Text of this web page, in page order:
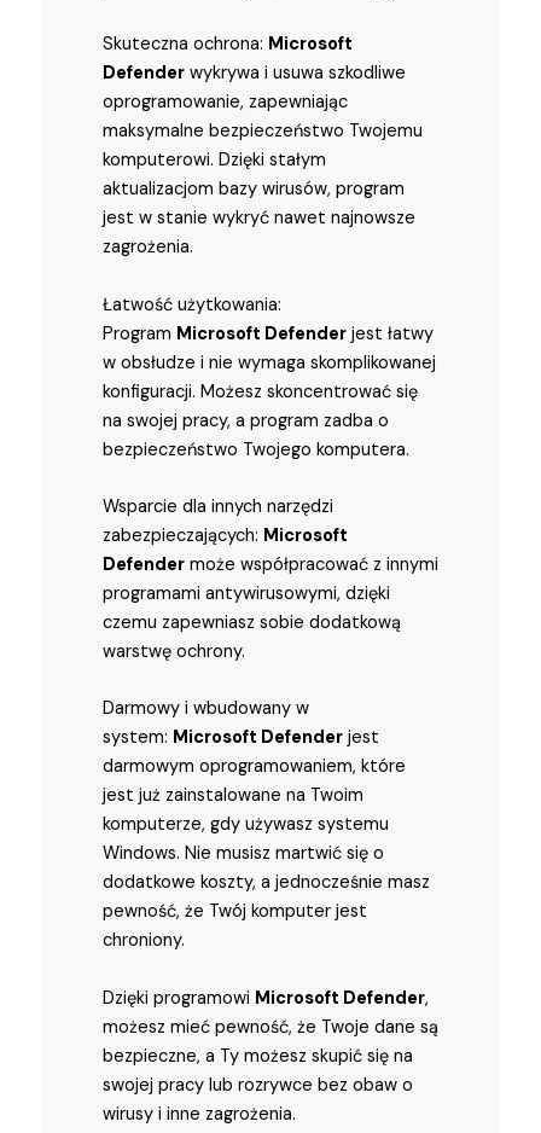
Skuteczna ochrona: Microsoft
Defender wykrywa i usuwa szkodliwe
oprogramowanie, zapewniając
maksymalne bezpieczeństwo Twojemu
komputerowi. Dzięki stałym
aktualizacjom bazy wirusów, program
jest w stanie wykryć nawet najnowsze
zagrożenia.
Łatwość użytkowania:
Program Microsoft Defender jest łatwy
w obsłudze i nie wymaga skomplikowanej
konfiguracji. Możesz skoncentrować się
na swojej pracy, a program zadba o
bezpieczeństwo Twojego komputera.
Wsparcie dla innych narzędzi
zabezpieczających: Microsoft
Defender może współpracować z innymi
programami antywirusowymi, dzięki
czemu zapewniasz sobie dodatkową
warstwę ochrony.
Darmowy i wbudowany w
system: Microsoft Defender jest
darmowym oprogramowaniem, które
jest już zainstalowane na Twoim
komputerze, gdy używasz systemu
Windows. Nie musisz martwić się o
dodatkowe koszty, a jednocześnie masz
pewność, że Twój komputer jest
chroniony.
Dzięki programowi Microsoft Defender,
możesz mieć pewność, że Twoje dane są
bezpieczne, a Ty możesz skupić się na
swojej pracy lub rozrywce bez obaw o
wirusy i inne zagrożenia.